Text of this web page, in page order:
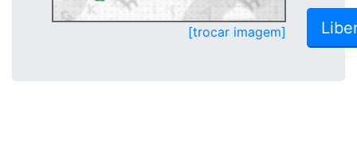
[trocar imagem]